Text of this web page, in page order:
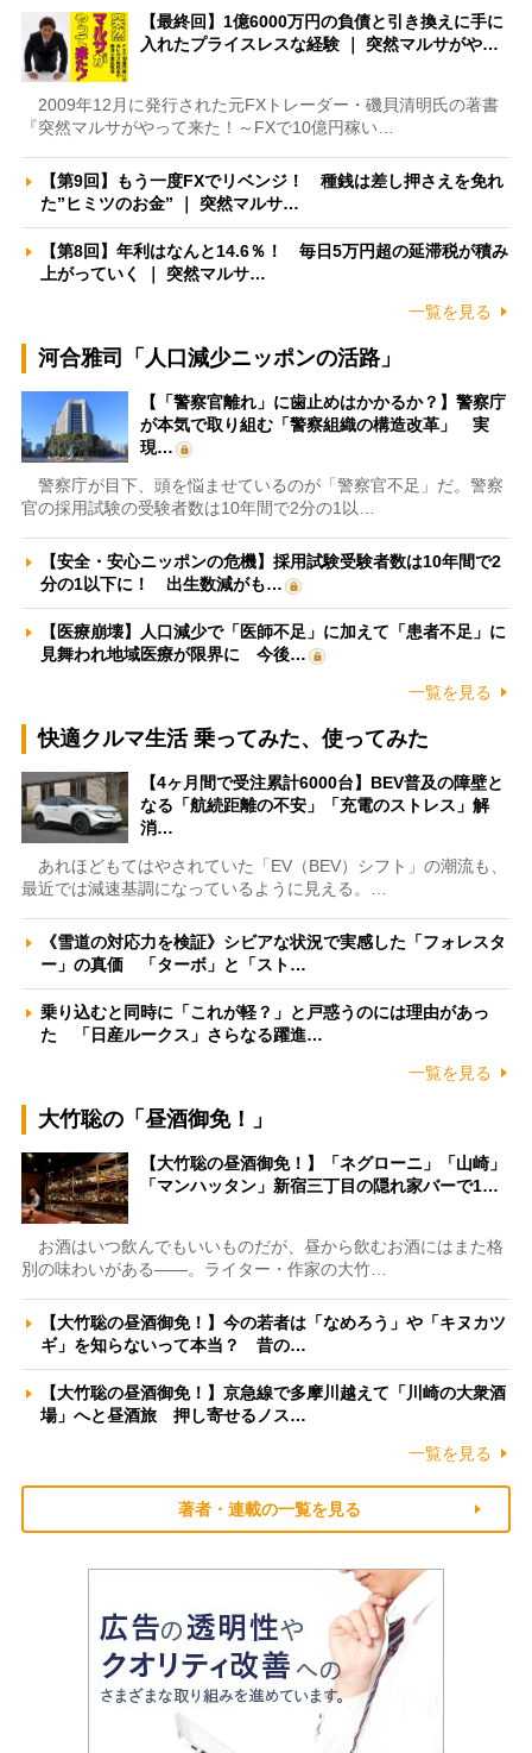
【最終回】1億6000万円の負債と引き換えに手に
入れたプライスレスな経験 ｜ 突然マルサがや…
2009年12月に発行された元FXトレーダー・磯貝清明氏の著書
『突然マルサがやって来た！～FXで10億円稼い…
【第9回】もう一度FXでリベンジ！ 種銭は差し押さえを免れ
た”ヒミツのお金” ｜ 突然マルサ…
【第8回】年利はなんと14.6％！ 毎日5万円超の延滞税が積み
上がっていく ｜ 突然マルサ…
一覧を見る
河合雅司「人口減少ニッポンの活路」
【「警察官離れ」に歯止めはかかるか？】警察庁
が本気で取り組む「警察組織の構造改革」 実
現…
警察庁が目下、頭を悩ませているのが「警察官不足」だ。警察
官の採用試験の受験者数は10年間で2分の1以…
【安全・安心ニッポンの危機】採用試験受験者数は10年間で2
分の1以下に！ 出生数減がも…
【医療崩壊】人口減少で「医師不足」に加えて「患者不足」に
見舞われ地域医療が限界に 今後…
一覧を見る
快適クルマ生活 乗ってみた、使ってみた
【4ヶ月間で受注累計6000台】BEV普及の障壁と
なる「航続距離の不安」「充電のストレス」解
消…
あれほどもてはやされていた「EV（BEV）シフト」の潮流も、
最近では減速基調になっているように見える。…
《雪道の対応力を検証》シビアな状況で実感した「フォレスタ
ー」の真価 「ターボ」と「スト…
乗り込むと同時に「これが軽？」と戸惑うのには理由があっ
た 「日産ルークス」さらなる躍進…
一覧を見る
大竹聡の「昼酒御免！」
【大竹聡の昼酒御免！】「ネグローニ」「山崎」
「マンハッタン」新宿三丁目の隠れ家バーで1…
お酒はいつ飲んでもいいものだが、昼から飲むお酒にはまた格
別の味わいがある――。ライター・作家の大竹…
【大竹聡の昼酒御免！】今の若者は「なめろう」や「キヌカツ
ギ」を知らないって本当？ 昔の…
【大竹聡の昼酒御免！】京急線で多摩川越えて「川崎の大衆酒
場」へと昼酒旅 押し寄せるノス…
一覧を見る
著者・連載の一覧を見る